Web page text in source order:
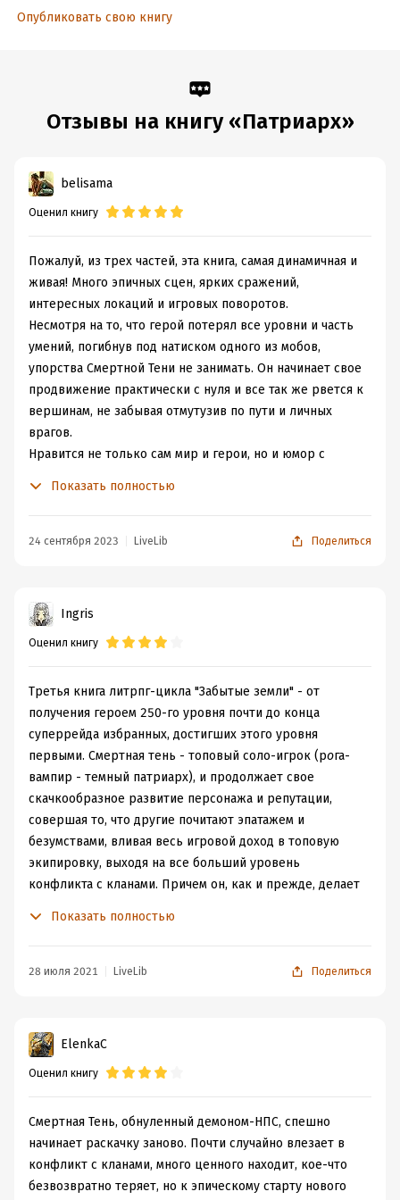
Объем:462891
Опубликовать свою книгу
Отзывы на книгу «Патриарх»
belisama
Оценил книгу
Пожалуй, из трех частей, эта книга, самая динамичная и
живая! Много эпичных сцен, ярких сражений,
интересных локаций и игровых поворотов.
Несмотря на то, что герой потерял все уровни и часть
умений, погибнув под натиском одного из мобов,
упорства Смертной Тени не занимать. Он начинает свое
продвижение практически с нуля и все так же рвется к
вершинам, не забывая отмутузив по пути и личных
врагов.
Нравится не только сам мир и герои, но и юмор с
встряхнуть. Любители онлайн игр меня точно поймут
заядлого игрока. Длительное нахождение в игровой
капсуле и постоянное пребывание в виртуальном мире
оказывает свое пагубное дело.
Показать полностью
24 сентября 2023 LiveLib Поделиться
Ingris
Оценил книгу
Третья книга литрпг-цикла "Забытые земли" - от
получения героем 250-го уровня почти до конца
суперрейда избранных, достигших этого уровня
первыми. Смертная тень - топовый соло-игрок (рога-
вампир - темный патриарх), и продолжает свое
скачкообразное развитие персонажа и репутации,
совершая то, что другие почитают эпатажем и
безумствами, вливая весь игровой доход в топовую
экипировку, выходя на все больший уровень
конфликта с кланами. Причем он, как и прежде, делает
форум вообще стал постоянной частью повествования,
Показать полностью
28 июля 2021 LiveLib Поделиться
ElenkaC
Оценил книгу
Смертная Тень, обнуленный демоном-НПС, спешно
начинает раскачку заново. Почти случайно влезает в
конфликт с кланами, много ценного находит, кое-что
безвозвратно теряет, но к эпическому старту нового